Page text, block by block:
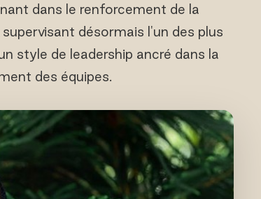
dans le renforcement de la
désormais l'un des plus
style de leadership ancré dans la
des équipes.